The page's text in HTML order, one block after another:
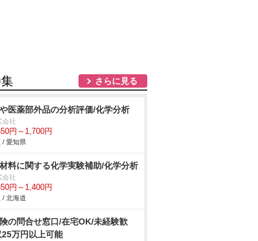
さらに見る
医薬部外品の分析評価/化学分析
会社
円～1,700円
/ 愛知県
料に関する化学実験補助/化学分析
会社
円～1,400円
/ 北海道
の問合せ窓口/在宅OK/未経験歓
万円以上可能